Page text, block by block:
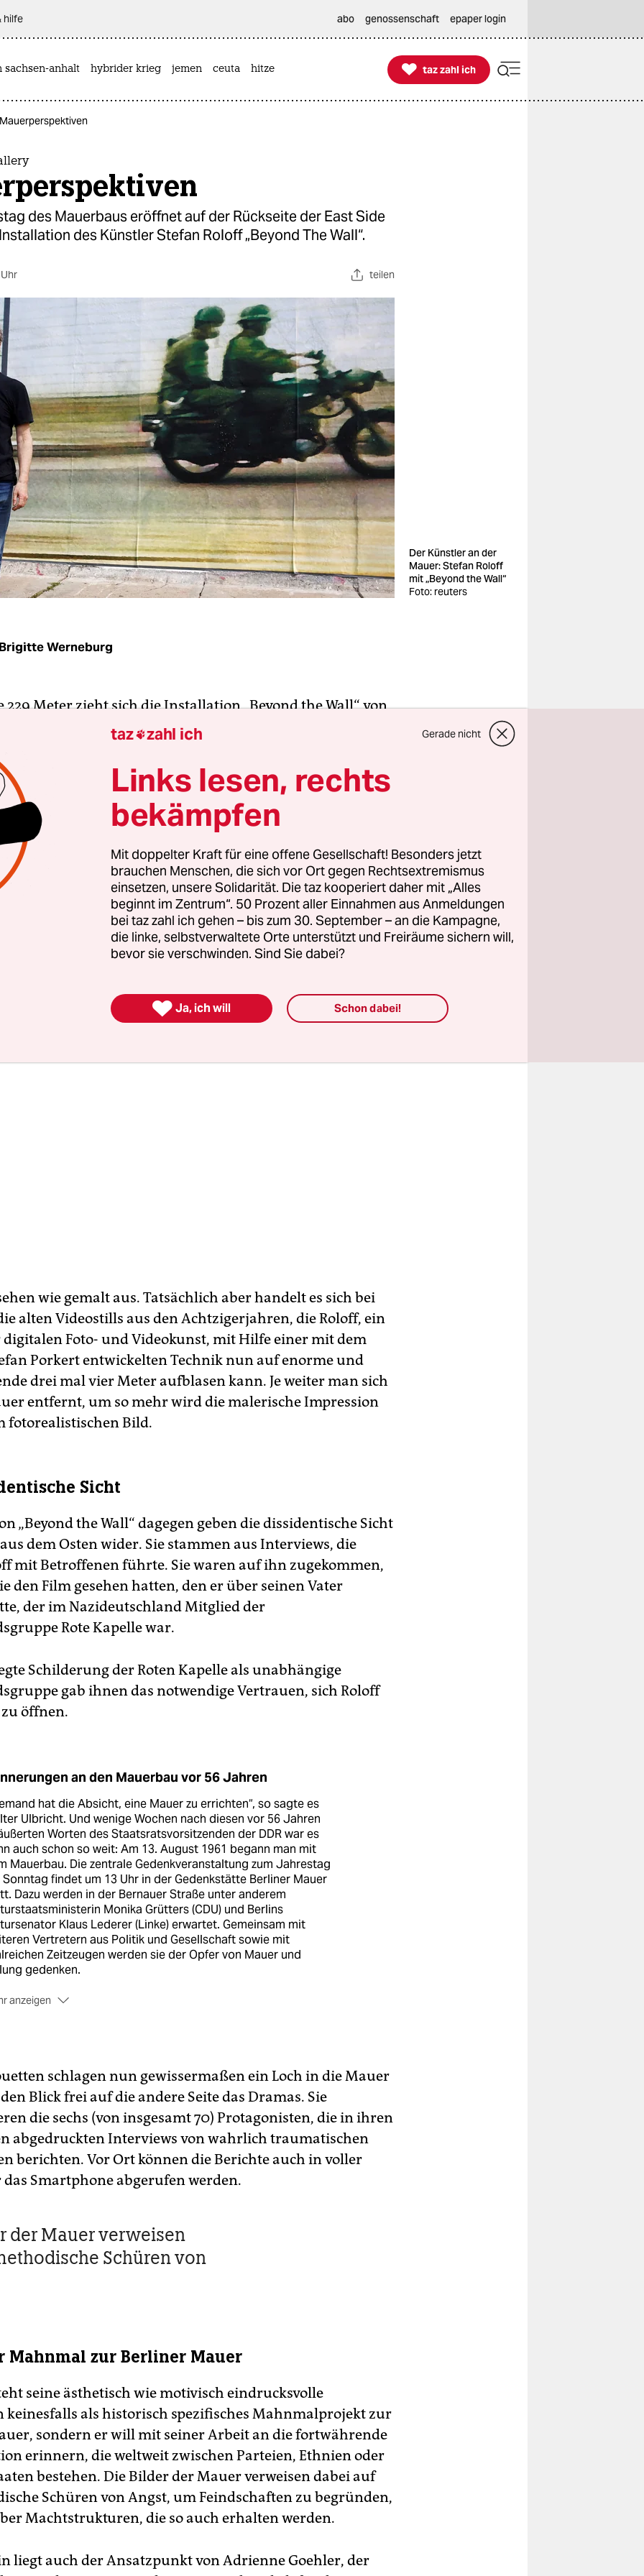
hilfe abo genossenschaft epaper login
sachsen-anhalt hybrider krieg jemen ceuta hitze 
taz zahl ich
taz zahl ich
des Mauerbaus eröffnet auf der Rückseite der East Side
des Künstler Stefan Roloff „Beyond The Wall“.
teilen
Der Künstler an der
Mauer: Stefan Roloff
mit „Beyond the Wall“
Foto: reuters
Brigitte Werneburg
229 Meter zieht sich die Installation „Beyond the Wall“ von
an dem der Spree zugewandten Mauerteil an der
Mühlenstraße hin. Die auf Papierbahnen gedruckte
Wand tapezierte Arbeit zeigt Stills aus Videofilmen, die
von Westberliner Seite aus von den DDR-Grenzanlagen
hat. Unterbrochen wird der Reigen dieser Bilder durch
Silhouetten und Texte, weiß auf schwarz.
die Arbeit zwei Sichtweisen auf die Mauer. Die Sicht aus
ist die der Bilder. Durch sie wohnen die Betrachter*innen
Inszenierung bei, beobachten etwa eine einsame
im mit Panzersperren bewehrten Niemandsland des
sehen einen Grenzsoldaten just den Sandboden dieses
wie gemalt aus. Tatsächlich aber handelt es sich bei
alten Videostills aus den Achtzigerjahren, die Roloff, ein
Foto- und Videokunst, mit Hilfe einer mit dem
Porkert entwickelten Technik nun auf enorme und
drei mal vier Meter aufblasen kann. Je weiter man sich
entfernt, um so mehr wird die malerische Impression
fotorealistischen Bild.
Sicht
„Beyond the Wall“ dagegen geben die dissidentische Sicht
dem Osten wider. Sie stammen aus Interviews, die
mit Betroffenen führte. Sie waren auf ihn zugekommen,
den Film gesehen hatten, den er über seinen Vater
der im Nazideutschland Mitglied der
Rote Kapelle war.
Schilderung der Roten Kapelle als unabhängige
gab ihnen das notwendige Vertrauen, sich Roloff
öffnen.
an den Mauerbau vor 56 Jahren
hat die Absicht, eine Mauer zu errichten“, so sagte es
Ulbricht. Und wenige Wochen nach diesen vor 56 Jahren
Worten des Staatsratsvorsitzenden der DDR war es
auch schon so weit: Am 13. August 1961 begann man mit
Mauerbau. Die zentrale Gedenkveranstaltung zum Jahrestag
Sonntag findet um 13 Uhr in der Gedenkstätte Berliner Mauer
Dazu werden in der Bernauer Straße unter anderem
Monika Grütters (CDU) und Berlins
Klaus Lederer (Linke) erwartet. Gemeinsam mit
Vertretern aus Politik und Gesellschaft sowie mit
Zeitzeugen werden sie der Opfer von Mauer und
gedenken.
anzeigen
Michael Müller (SPD) sowie Vertreter des Senats,
Abgeordnetenhauses und der
Kreuzberg werden zudem am Peter-Fechter-
in der Zimmerstraße in Mitte Kränze niederlegen.
Bezirk Treptow-Köpenick lädt unter anderem zu einer
an der Gedenkstelle für Chris Gueffroy am
Zweigkanal ein. Gueffroy war das letzte Opfer an der
schlagen nun gewissermaßen ein Loch in die Mauer
Blick frei auf die andere Seite das Dramas. Sie
die sechs (von insgesamt 70) Protagonisten, die in ihren
abgedruckten Interviews von wahrlich traumatischen
berichten. Vor Ort können die Berichte auch in voller
das Smartphone abgerufen werden.
der Mauer verweisen
Schüren von
Mahnmal zur Berliner Mauer
seine ästhetisch wie motivisch eindrucksvolle
als historisch spezifisches Mahnmalprojekt zur
sondern er will mit seiner Arbeit an die fortwährende
erinnern, die weltweit zwischen Parteien, Ethnien oder
bestehen. Die Bilder der Mauer verweisen dabei auf
Schüren von Angst, um Feindschaften zu begründen,
Machtstrukturen, die so auch erhalten werden.
liegt auch der Ansatzpunkt von Adrienne Goehler, der
taz zahl ich Gerade nicht
Links lesen, rechts
bekämpfen
Mit doppelter Kraft für eine offene Gesellschaft! Besonders jetzt
brauchen Menschen, die sich vor Ort gegen Rechtsextremismus
einsetzen, unsere Solidarität. Die taz kooperiert daher mit „Alles
beginnt im Zentrum“. 50 Prozent aller Einnahmen aus Anmeldungen
bei taz zahl ich gehen – bis zum 30. September – an die Kampagne,
die linke, selbstverwaltete Orte unterstützt und Freiräume sichern will,
bevor sie verschwinden. Sind Sie dabei?
 Ja, ich will Schon dabei!